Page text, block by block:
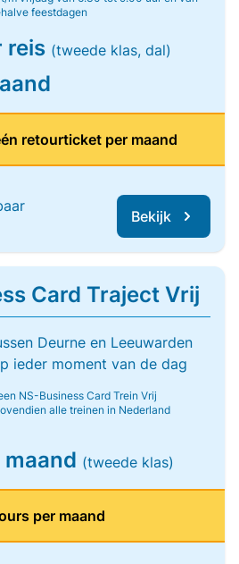
feestdagen
reis (tweede klas, dal)
retourticket per maand
Bekijk
Card Traject Vrij
Deurne en Leeuwarden
ieder moment van de dag
NS-Business Card Trein Vrij
alle treinen in Nederland
(tweede klas)
per maand